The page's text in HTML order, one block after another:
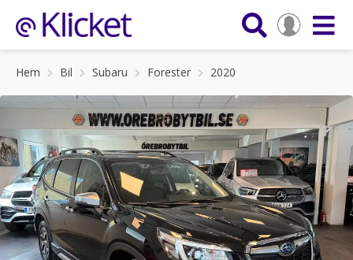
Hem Bil Subaru Forester 2020